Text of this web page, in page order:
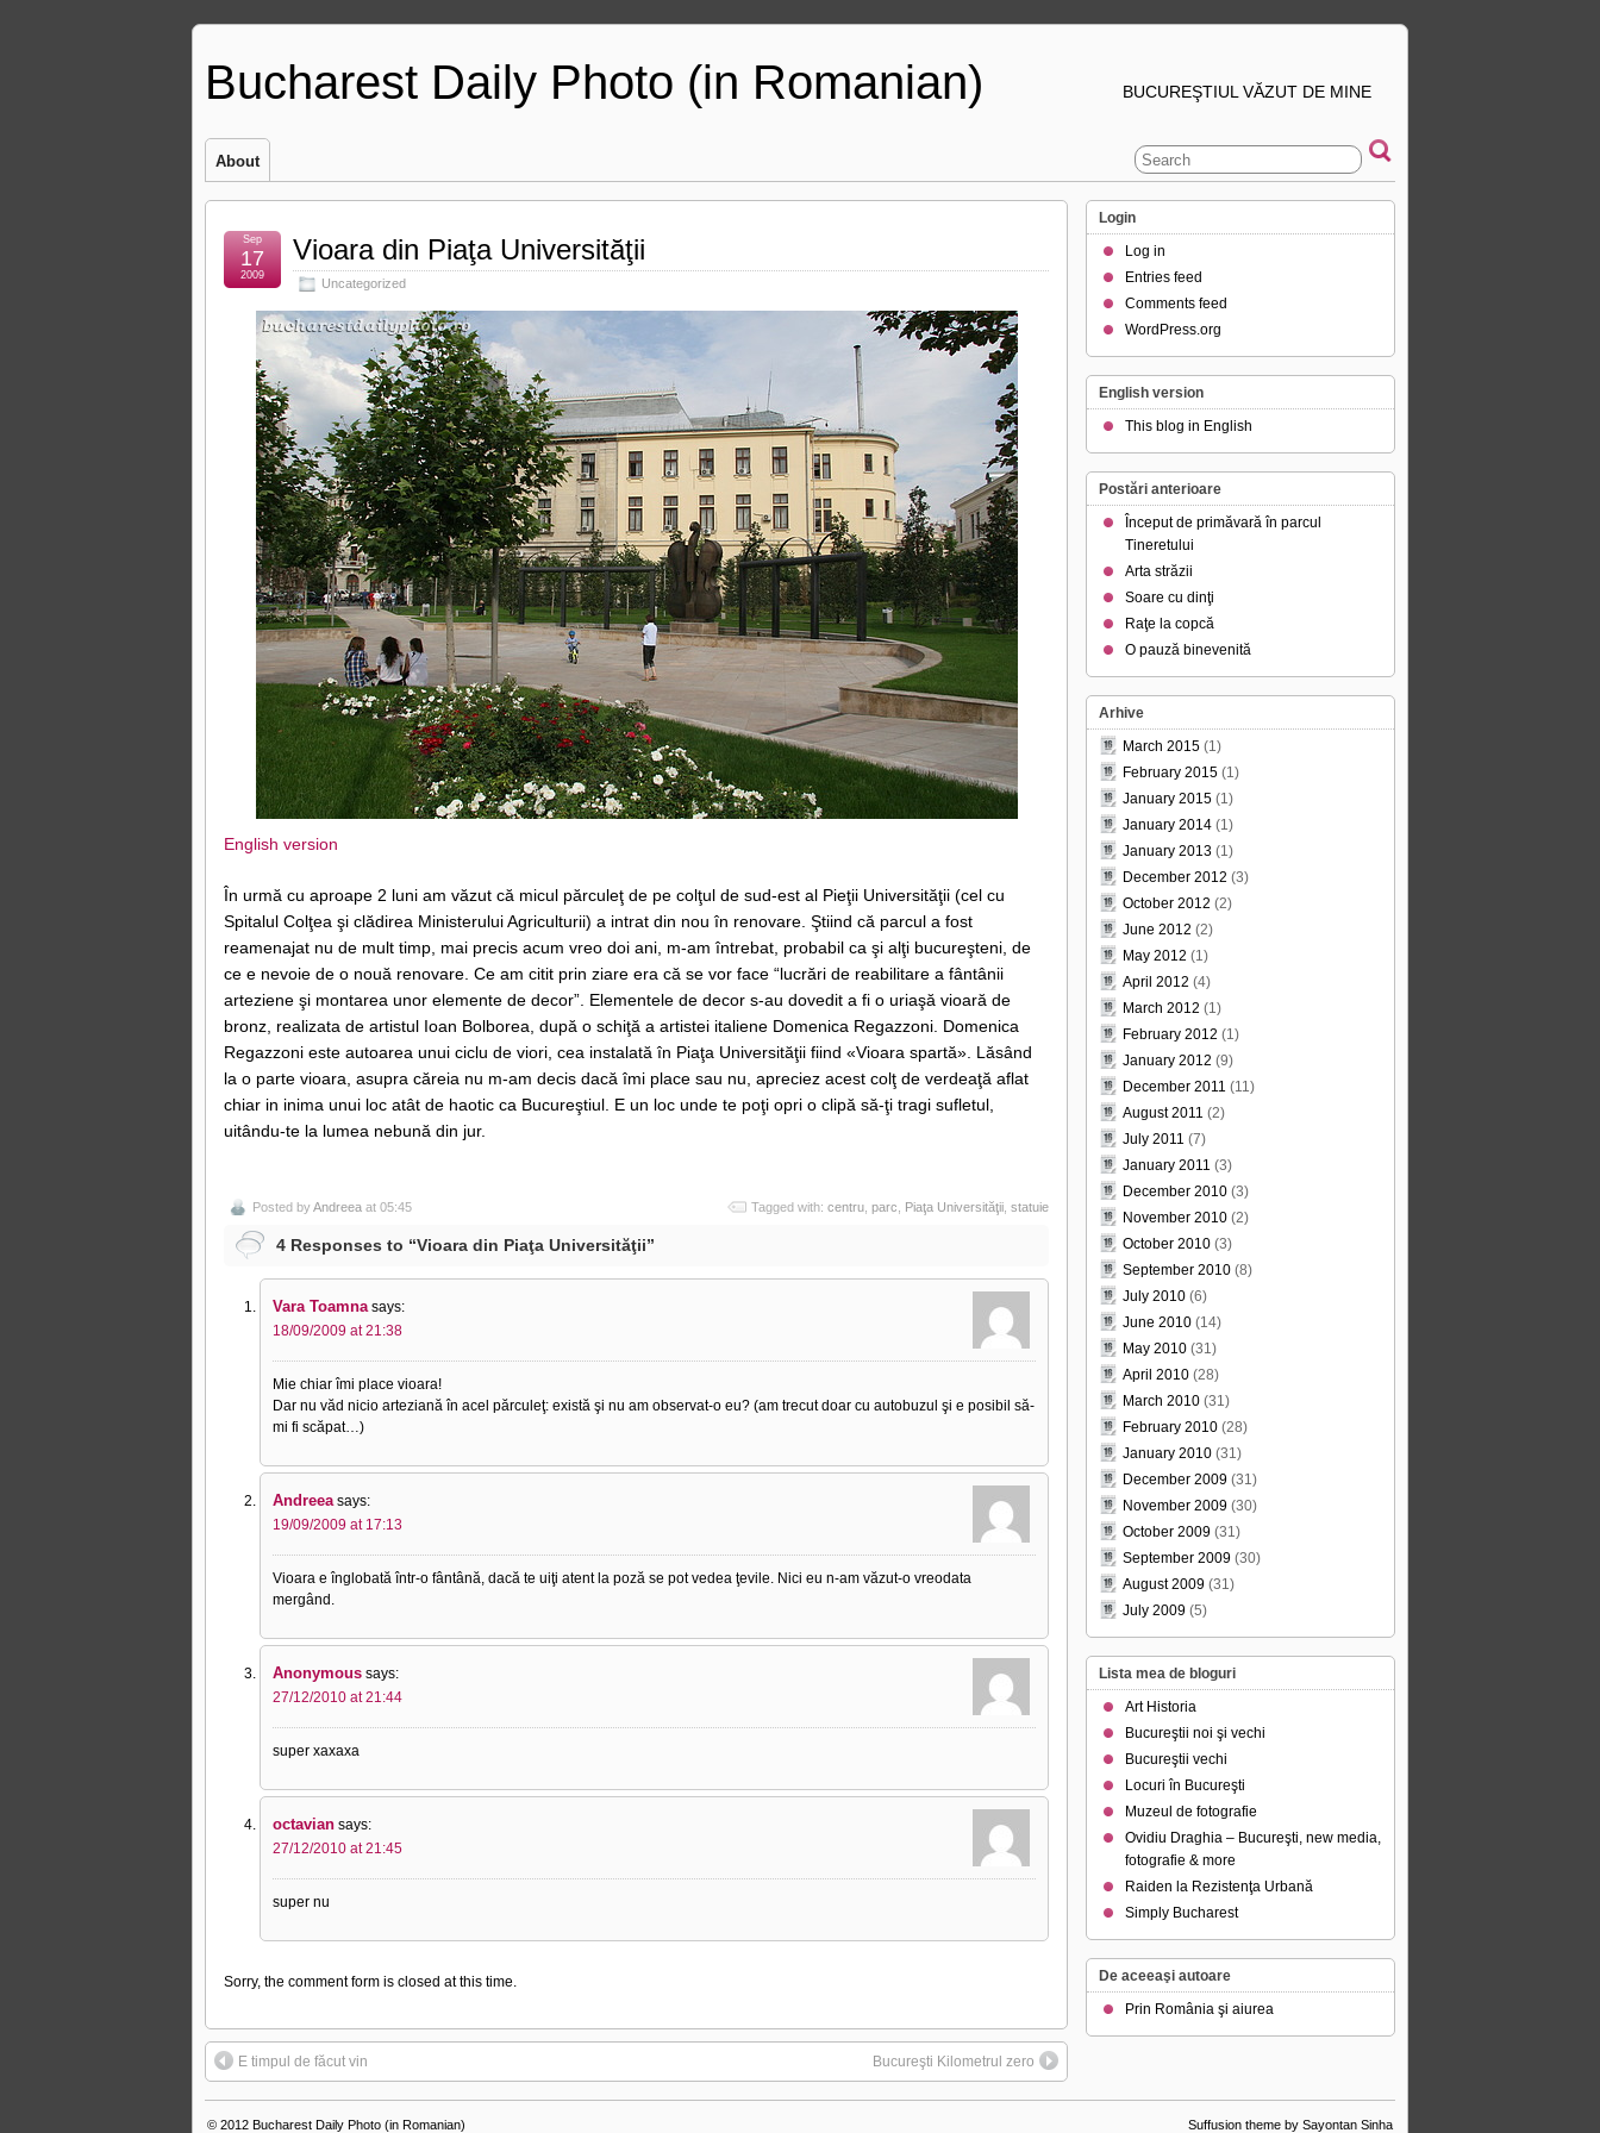
Bucharest Daily Photo (in Romanian) BUCUREŞTIUL VĂZUT DE MINE
About
Vioara din Piaţa Universităţii
Uncategorized
Sep
17
2009
English version
În urmă cu aproape 2 luni am văzut că micul părculeţ de pe colţul de sud-est al Pieţii Universităţii (cel cu
Spitalul Colţea şi clădirea Ministerului Agriculturii) a intrat din nou în renovare. Ştiind că parcul a fost
reamenajat nu de mult timp, mai precis acum vreo doi ani, m-am întrebat, probabil ca şi alţi bucureşteni, de
ce e nevoie de o nouă renovare. Ce am citit prin ziare era că se vor face “lucrări de reabilitare a fântânii
arteziene şi montarea unor elemente de decor”. Elementele de decor s-au dovedit a fi o uriaşă vioară de
bronz, realizata de artistul Ioan Bolborea, după o schiţă a artistei italiene Domenica Regazzoni. Domenica
Regazzoni este autoarea unui ciclu de viori, cea instalată în Piaţa Universităţii fiind «Vioara spartă». Lăsând
la o parte vioara, asupra căreia nu m-am decis dacă îmi place sau nu, apreciez acest colţ de verdeaţă aflat
chiar in inima unui loc atât de haotic ca Bucureştiul. E un loc unde te poţi opri o clipă să-ţi tragi sufletul,
uitându-te la lumea nebună din jur.
Posted byAndreea at 05:45 Tagged with: centru parc Piaţa Universităţii statuie
4 Responses to “Vioara din Piaţa Universităţii”
Vara Toamna says:
18/09/2009 at 21:38
Mie chiar îmi place vioara!
Dar nu văd nicio arteziană în acel părculeţ: există şi nu am observat-o eu? (am trecut doar cu autobuzul şi e posibil să-
mi fi scăpat…)
Andreea says:
19/09/2009 at 17:13
Vioara e înglobată într-o fântână, dacă te uiţi atent la poză se pot vedea ţevile. Nici eu n-am văzut-o vreodata
mergând.
Anonymous says:
27/12/2010 at 21:44
super xaxaxa
octavian says:
27/12/2010 at 21:45
super nu
Sorry, the comment form is closed at this time.
E timpul de făcut vin Bucureşti Kilometrul zero
Login
Log in
Entries feed
Comments feed
WordPress.org
English version
This blog in English
Postări anterioare
Început de primăvară în parcul
Tineretului
Arta străzii
Soare cu dinţi
Raţe la copcă
O pauză binevenită
Arhive
March 2015 (1)
February 2015 (1)
January 2015 (1)
January 2014 (1)
January 2013 (1)
December 2012 (3)
October 2012 (2)
June 2012 (2)
May 2012 (1)
April 2012 (4)
March 2012 (1)
February 2012 (1)
January 2012 (9)
December 2011 (11)
August 2011 (2)
July 2011 (7)
January 2011 (3)
December 2010 (3)
November 2010 (2)
October 2010 (3)
September 2010 (8)
July 2010 (6)
June 2010 (14)
May 2010 (31)
April 2010 (28)
March 2010 (31)
February 2010 (28)
January 2010 (31)
December 2009 (31)
November 2009 (30)
October 2009 (31)
September 2009 (30)
August 2009 (31)
July 2009 (5)
Lista mea de bloguri
Art Historia
Bucureştii noi şi vechi
Bucureştii vechi
Locuri în Bucureşti
Muzeul de fotografie
Ovidiu Draghia – Bucureşti, new media,
fotografie & more
Raiden la Rezistenţa Urbană
Simply Bucharest
De aceeaşi autoare
Prin România şi aiurea
© 2012 Bucharest Daily Photo (in Romanian) Suffusion theme by Sayontan Sinha